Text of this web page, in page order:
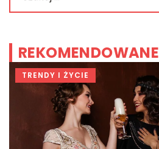
REKOMENDOWANE
TRENDY I ŻYCIE